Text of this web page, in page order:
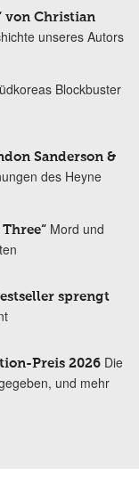
von Christian
unseres Autors
Blockbuster
Sanderson &
des Heyne
Mord und
sprengt
Preis 2026 Die
und mehr